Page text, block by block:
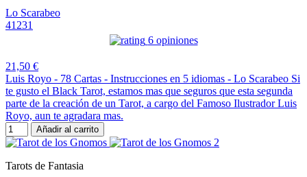
Lo Scarabeo
41231
6 opiniones
21,50 €
Luis Royo - 78 Cartas - Instrucciones en 5 idiomas - Lo Scarabeo Si
te gusto el Black Tarot, estamos mas que seguros que esta segunda
parte de la creación de un Tarot, a cargo del Famoso Ilustrador Luis
Royo, aun te agradara mas.
Añadir al carrito
Tarots de Fantasia